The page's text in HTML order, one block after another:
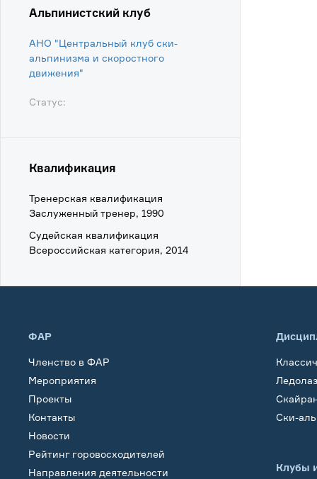
Альпинистский клуб
АНО "Центральный клуб ски-
альпинизма и скоростного
движения"
Статус:
Квалификация
Тренерская квалификация
Заслуженный тренер, 1990
Судейская квалификация
Всероссийская категория, 2014
ФАР
Членство в ФАР
Мероприятия
Проекты
Контакты
Новости
Рейтинг горовосходителей
Направления деятельности
Ски-
Клубы